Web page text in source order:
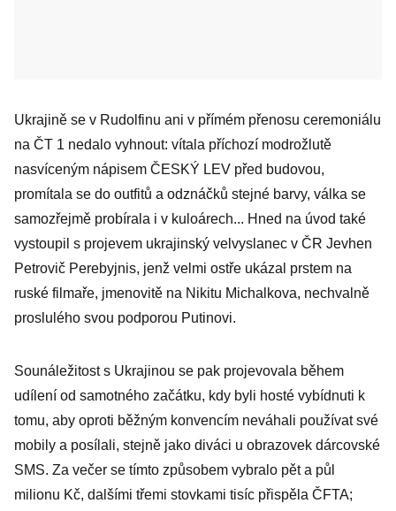
Ukrajině se v Rudolfinu ani v přímém přenosu ceremoniálu
na ČT 1 nedalo vyhnout: vítala příchozí modrožlutě
nasvíceným nápisem ČESKÝ LEV před budovou,
promítala se do outfitů a odznáčků stejné barvy, válka se
samozřejmě probírala i v kuloárech... Hned na úvod také
vystoupil s projevem ukrajinský velvyslanec v ČR Jevhen
Petrovič Perebyjnis, jenž velmi ostře ukázal prstem na
ruské filmaře, jmenovitě na Nikitu Michalkova, nechvalně
proslulého svou podporou Putinovi.
Sounáležitost s Ukrajinou se pak projevovala během
udílení od samotného začátku, kdy byli hosté vybídnuti k
tomu, aby oproti běžným konvencím neváhali používat své
mobily a posílali, stejně jako diváci u obrazovek dárcovské
SMS. Za večer se tímto způsobem vybralo pět a půl
milionu Kč, dalšími třemi stovkami tisíc přispěla ČFTA;